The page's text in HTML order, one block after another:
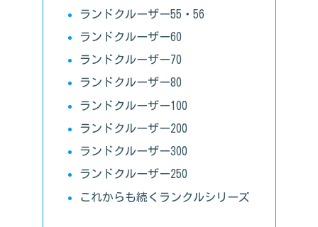
ランドクルーザー55・56
ランドクルーザー60
ランドクルーザー70
ランドクルーザー80
ランドクルーザー100
ランドクルーザー200
ランドクルーザー300
ランドクルーザー250
これからも続くランクルシリーズ